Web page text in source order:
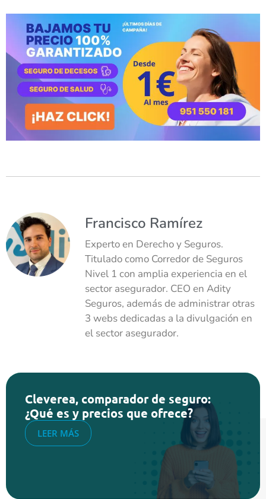
Francisco Ramírez
Experto en Derecho y Seguros.
Titulado como Corredor de Seguros
Nivel 1 con amplia experiencia en el
sector asegurador. CEO en Adity
Seguros, además de administrar otras
3 webs dedicadas a la divulgación en
el sector asegurador.
Cleverea, comparador de seguro:
¿Qué es y precios que ofrece?
LEER MÁS